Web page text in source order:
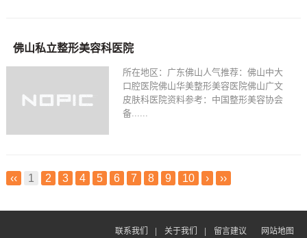
佛山私立整形美容科医院
所在地区：广东佛山人气推荐：佛山中大
口腔医院佛山华美整形美容医院佛山广文
皮肤科医院资料参考：中国整形美容协会
备......
‹‹ 1 2 3 4 5 6 7 8 9 10 › ››
联系我们 关于我们 留言建议 网站地图